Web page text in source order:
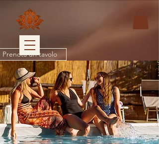
Prenota un tavolo